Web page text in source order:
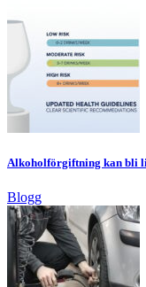
Alkoholförgiftning kan bli
Blogg